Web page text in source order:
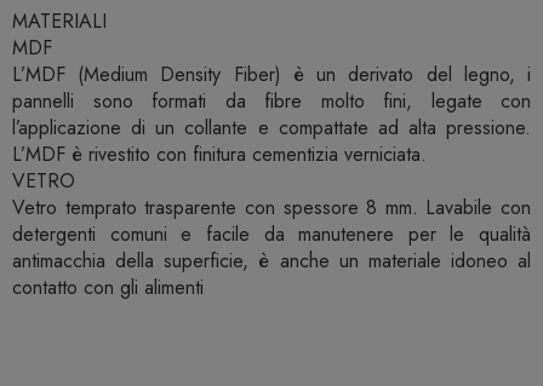
MATERIALI
MDF
L’MDF (Medium Density Fiber) è un derivato del legno, i
pannelli sono formati da fibre molto fini, legate con
l’applicazione di un collante e compattate ad alta pressione.
L’MDF è rivestito con finitura cementizia verniciata.
VETRO
Vetro temprato trasparente con spessore 8 mm. Lavabile con
detergenti comuni e facile da manutenere per le qualità
antimacchia della superficie, è anche un materiale idoneo al
contatto con gli alimenti